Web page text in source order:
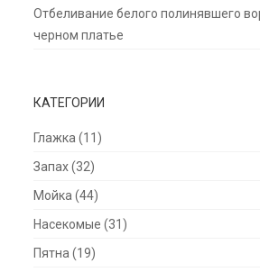
Отбеливание белого полинявшего
черном платье
КАТЕГОРИИ
Глажка (11)
Запах(32)
Мойка (44)
Насекомые (31)
Пятна (19)